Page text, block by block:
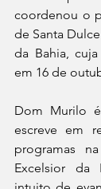
coordenou o
de Santa
da Bahia,
em 16 de
Dom Murilo
escreve em
programas
Excelsior da